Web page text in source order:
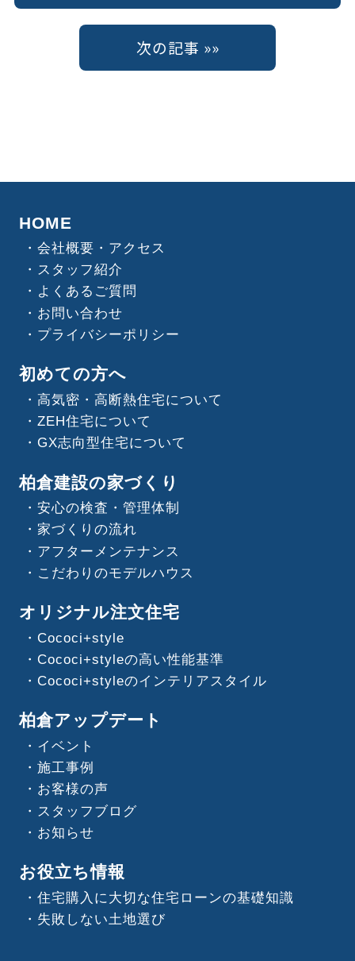
次の記事 »»
HOME
会社概要・アクセス
スタッフ紹介
よくあるご質問
お問い合わせ
プライバシーポリシー
初めての方へ
高気密・高断熱住宅について
ZEH住宅について
GX志向型住宅について
柏倉建設の家づくり
安心の検査・管理体制
家づくりの流れ
アフターメンテナンス
こだわりのモデルハウス
オリジナル注文住宅
Cococi+style
Cococi+styleの高い性能基準
Cococi+styleのインテリアスタイル
柏倉アップデート
イベント
施工事例
お客様の声
スタッフブログ
お知らせ
お役立ち情報
住宅購入に大切な住宅ローンの基礎知識
失敗しない土地選び